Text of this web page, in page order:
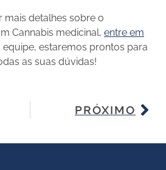
mais detalhes sobre o
Cannabis medicinal, entre em
equipe, estaremos prontos para
as suas dúvidas!
PRÓXIMO